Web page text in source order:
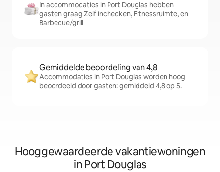
In accommodaties in Port Douglas hebben
gasten graag Zelf inchecken, Fitnessruimte, en
Barbecue/grill
Gemiddelde beoordeling van 4,8
Accommodaties in Port Douglas worden hoog
beoordeeld door gasten: gemiddeld 4,8 op 5.
Hooggewaardeerde vakantiewoningen
in Port Douglas